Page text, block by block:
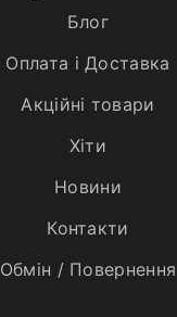
Блог
Оплата і Доставка
Акційні товари
Хiти
Новини
Контакти
Обмін / Повернення